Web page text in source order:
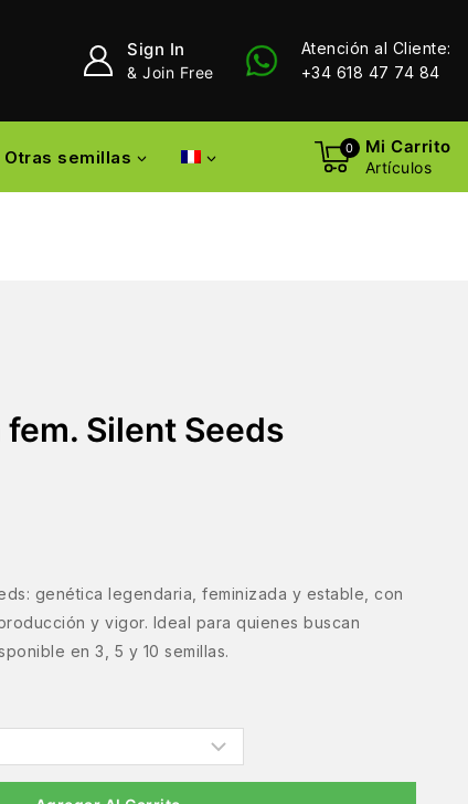
Sign In
& Join Free
Atención al Cliente:
+34 618 47 74 84
Otras semillas 0 Mi Carrito
Artículos
Silent Seeds
genética legendaria, feminizada y estable, con
y vigor. Ideal para quienes buscan
en 3, 5 y 10 semillas.